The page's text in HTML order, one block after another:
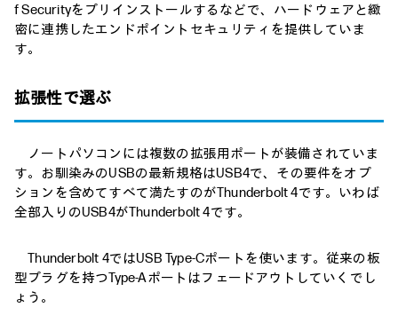
f Securityをプリインストールするなどで、ハードウェアと緻
密に連携したエンドポイントセキュリティを提供していま
す。
拡張性で選ぶ
ノートパソコンには複数の拡張用ポートが装備されていま
す。お馴染みのUSBの最新規格はUSB4で、その要件をオプ
ションを含めてすべて満たすのがThunderbolt 4です。いわば
全部入りのUSB4がThunderbolt 4です。
Thunderbolt 4ではUSB Type-Cポートを使います。従来の板
型プラグを持つType-Aポートはフェードアウトしていくでし
ょう。